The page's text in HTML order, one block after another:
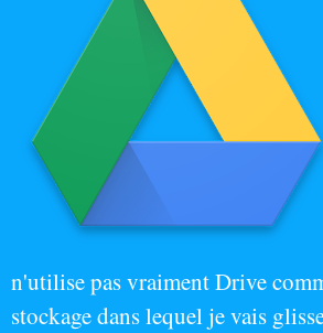
n'utilise pas vraiment Drive
stockage dans lequel je vais